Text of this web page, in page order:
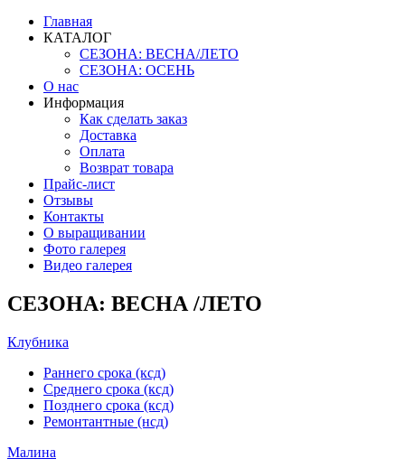
Главная
КАТАЛОГ
СЕЗОНА: ВЕСНА/ЛЕТО
СЕЗОНА: ОСЕНЬ
О нас
Информация
Как сделать заказ
Доставка
Оплата
Возврат товара
Прайс-лист
Отзывы
Контакты
О выращивании
Фото галерея
Видео галерея
СЕЗОНА: ВЕСНА /ЛЕТО
Клубника
Раннего срока (ксд)
Среднего срока (ксд)
Позднего срока (ксд)
Ремонтантные (нсд)
Малина